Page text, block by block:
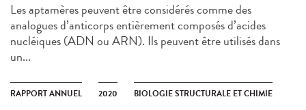
Les aptamères peuvent être considérés comme des
analogues d’anticorps entièrement composés d’acides
nucléiques (ADN ou ARN). Ils peuvent être utilisés dans
un...
RAPPORT ANNUEL 2020 BIOLOGIE STRUCTURALE ET CHIMIE